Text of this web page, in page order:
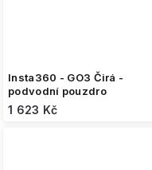
Insta360 - GO3 Čirá -
podvodní pouzdro
1 623 Kč